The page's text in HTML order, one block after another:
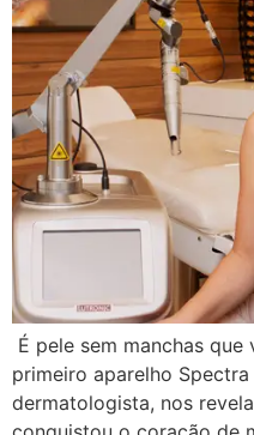
É pele sem manchas
primeiro aparelho
dermatologista, nos